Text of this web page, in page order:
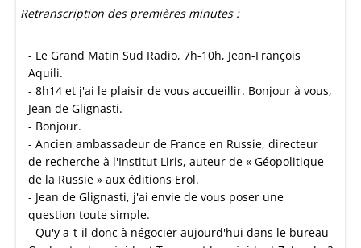
Retranscription des premières minutes :
- Le Grand Matin Sud Radio, 7h-10h, Jean-François
Aquili.
- 8h14 et j'ai le plaisir de vous accueillir. Bonjour à vous,
Jean de Glignasti.
- Bonjour.
- Ancien ambassadeur de France en Russie, directeur
de recherche à l'Institut Liris, auteur de « Géopolitique
de la Russie » aux éditions Erol.
- Jean de Glignasti, j'ai envie de vous poser une
question toute simple.
- Qu'y a-t-il donc à négocier aujourd'hui dans le bureau